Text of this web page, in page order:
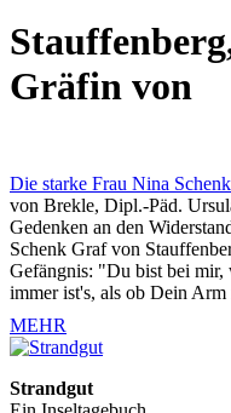
Gräfin von
Die starke Frau Nina
von Brekle, Dipl.-Päd.
Gedenken an den
Schenk Graf von
Gefängnis: "Du bist bei mir,
immer ist's, als ob Dein
MEHR
Strandgut